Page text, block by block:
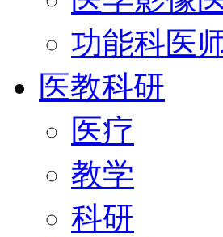
功能科医
医教科研
医疗
教学
科研